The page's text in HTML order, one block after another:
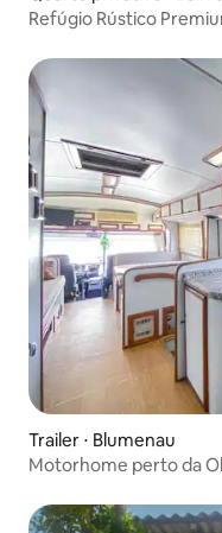
Refúgio Rústico
Trailer ⋅ Blumenau
Motorhome perto da